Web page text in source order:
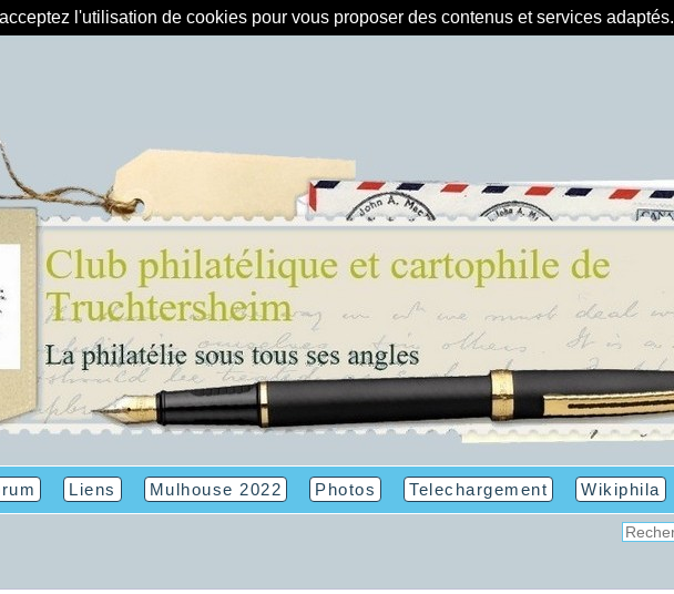
l'utilisation de cookies pour vous proposer des contenus et services adaptés.
Liens Mulhouse 2022 Photos Telechargement Wikiphila